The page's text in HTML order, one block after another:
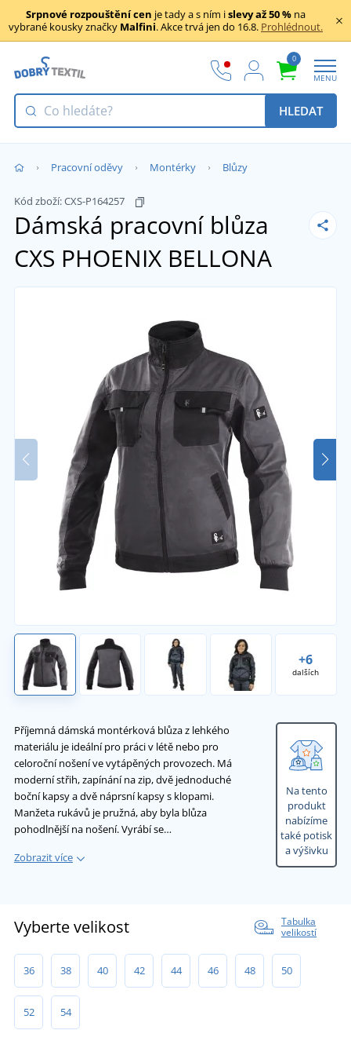
Srpnové rozpouštění cen je tady a s ním islevy až 50 % na
vybrané kousky značky Malfini. Akce trvá jen do 16.8. Prohlédnout.
0
MENU
HLEDAT
Pracovní oděvy Montérky Blůzy
Kód zboží:CXS-P164257
Dámská pracovní blůza
CXS PHOENIX BELLONA
+6
dalších
Příjemná dámská montérková blůza z lehkého
materiálu je ideální pro práci v létě nebo pro
celoroční nošení ve vytápěných provozech. Má
moderní střih, zapínání na zip, dvě jednoduché
boční kapsy a dvě náprsní kapsy s klopami.
Manžeta rukávů je pružná, aby byla blůza
pohodlnější na nošení. Vyrábí se…
Zobrazit více
Na tento
produkt
nabízíme
také potisk
a výšivku
Vyberte velikost
Tabulka
velikostí
36 38 40 42 44 46 48 50
52 54